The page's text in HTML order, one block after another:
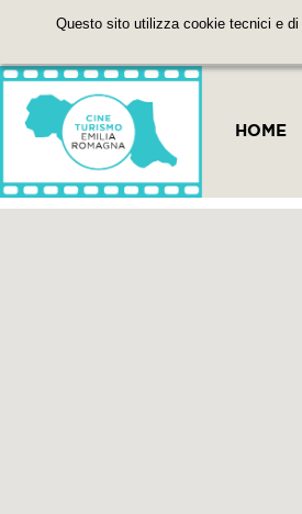
Questo sito utilizza cookie tecnici e
HOME